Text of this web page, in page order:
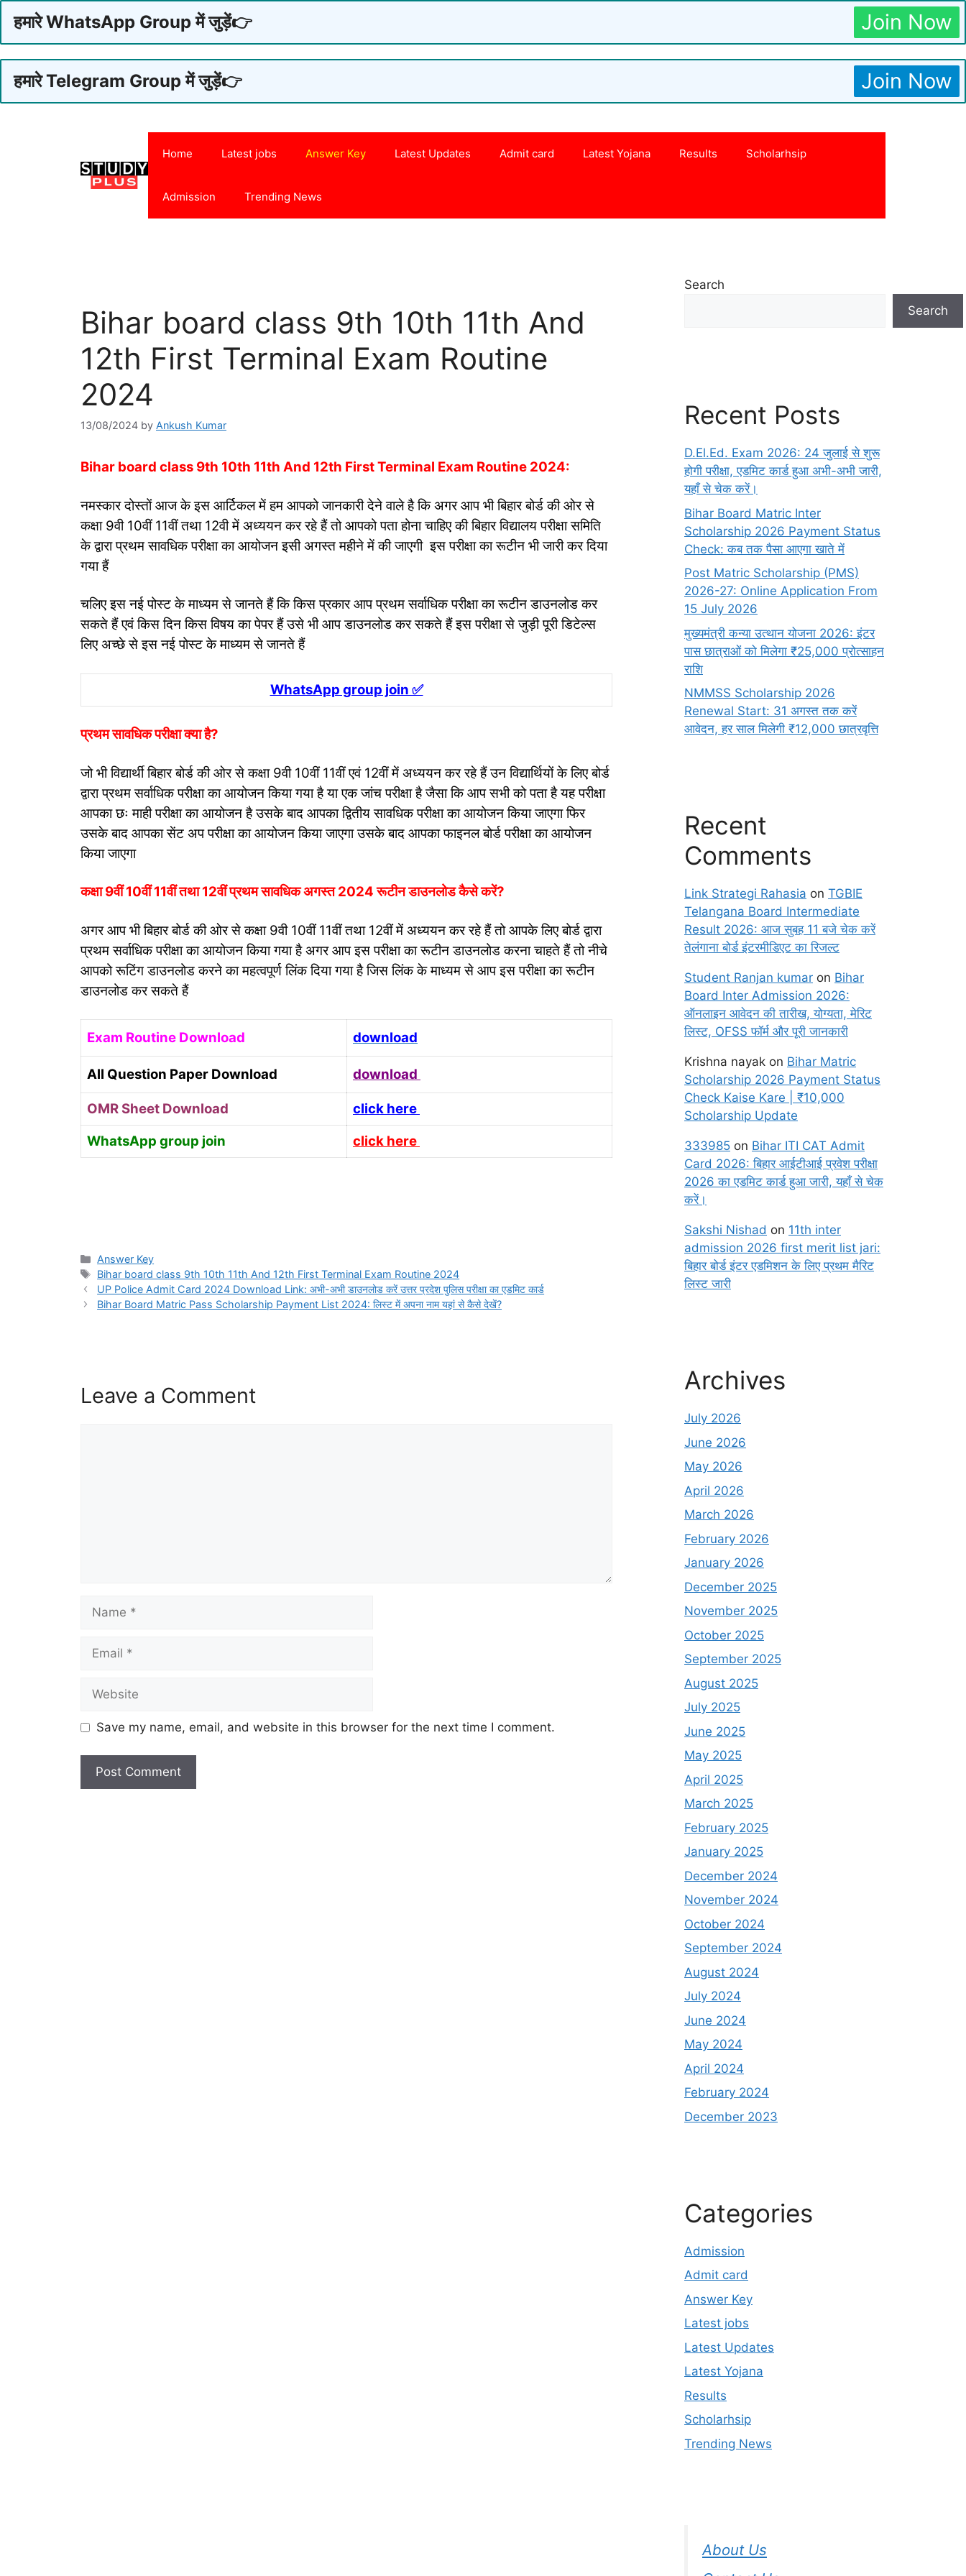
हमारे WhatsApp Group में जुड़ें👉 Join Now
हमारे Telegram Group में जुड़ें👉 Join Now
Home Latest jobs Answer Key Latest Updates Admit card Latest Yojana Results Scholarhsip
Admission Trending News
Bihar board class 9th 10th 11th And
12th First Terminal Exam Routine
2024
13/08/2024 by Ankush Kumar
Bihar board class 9th 10th 11th And 12th First Terminal Exam Routine 2024:
नमस्कार दोस्तों आज के इस आर्टिकल में हम आपको जानकारी देने वाले है कि अगर आप भी बिहार बोर्ड की ओर से
कक्षा 9वी 10वीं 11वीं तथा 12वी में अध्ययन कर रहे हैं तो आपको पता होना चाहिए की बिहार विद्यालय परीक्षा समिति
के द्वारा प्रथम सावधिक परीक्षा का आयोजन इसी अगस्त महीने में की जाएगी इस परीक्षा का रूटीन भी जारी कर दिया
गया हैं
चलिए इस नई पोस्ट के माध्यम से जानते हैं कि किस प्रकार आप प्रथम सर्वाधिक परीक्षा का रूटीन डाउनलोड कर
सकते हैं एवं किस दिन किस विषय का पेपर हैं उसे भी आप डाउनलोड कर सकते हैं इस परीक्षा से जुड़ी पूरी डिटेल्स
लिए अच्छे से इस नई पोस्ट के माध्यम से जानते हैं
WhatsApp group join ✅
प्रथम सावधिक परीक्षा क्या है?
जो भी विद्यार्थी बिहार बोर्ड की ओर से कक्षा 9वी 10वीं 11वीं एवं 12वीं में अध्ययन कर रहे हैं उन विद्यार्थियों के लिए बोर्ड
द्वारा प्रथम सर्वाधिक परीक्षा का आयोजन किया गया है या एक जांच परीक्षा है जैसा कि आप सभी को पता है यह परीक्षा
आपका छः माही परीक्षा का आयोजन है उसके बाद आपका द्वितीय सावधिक परीक्षा का आयोजन किया जाएगा फिर
उसके बाद आपका सेंट अप परीक्षा का आयोजन किया जाएगा उसके बाद आपका फाइनल बोर्ड परीक्षा का आयोजन
किया जाएगा
कक्षा 9वीं 10वीं 11वीं तथा 12वीं प्रथम सावधिक अगस्त 2024 रूटीन डाउनलोड कैसे करें?
अगर आप भी बिहार बोर्ड की ओर से कक्षा 9वी 10वीं 11वीं तथा 12वीं में अध्ययन कर रहे हैं तो आपके लिए बोर्ड द्वारा
प्रथम सर्वाधिक परीक्षा का आयोजन किया गया है अगर आप इस परीक्षा का रूटीन डाउनलोड करना चाहते हैं तो नीचे
आपको रूटिंग डाउनलोड करने का महत्वपूर्ण लिंक दिया गया है जिस लिंक के माध्यम से आप इस परीक्षा का रूटीन
डाउनलोड कर सकते हैं
Exam Routine Download download
All Question Paper Download download
OMR Sheet Download
click here
WhatsApp group join
click here
Categories
Answer Key
Tags
Bihar board class 9th 10th 11th And 12th First Terminal Exam Routine 2024
UP Police Admit Card 2024 Download Link: अभी-अभी डाउनलोड करें उत्तर प्रदेश पुलिस परीक्षा का एडमिट कार्ड
Bihar Board Matric Pass Scholarship Payment List 2024: लिस्ट में अपना नाम यहां से कैसे देखें?
Leave a Comment
Name
Email
Website
Save my name, email, and website in this browser for the next time I comment.
Search
Search
Recent Posts
D.El.Ed. Exam 2026: 24 जुलाई से शुरू
होगी परीक्षा, एडमिट कार्ड हुआ अभी-अभी जारी,
यहाँ से चेक करें।
Bihar Board Matric Inter
Scholarship 2026 Payment Status
Check: कब तक पैसा आएगा खाते में
Post Matric Scholarship (PMS)
2026-27: Online Application From
15 July 2026
मुख्यमंत्री कन्या उत्थान योजना 2026: इंटर
पास छात्राओं को मिलेगा ₹25,000 प्रोत्साहन
राशि
NMMSS Scholarship 2026
Renewal Start: 31 अगस्त तक करें
आवेदन, हर साल मिलेगी ₹12,000 छात्रवृत्ति
Recent
Comments
Link Strategi Rahasia on TGBIE
Telangana Board Intermediate
Result 2026: आज सुबह 11 बजे चेक करें
तेलंगाना बोर्ड इंटरमीडिएट का रिजल्ट
Student Ranjan kumar on Bihar
Board Inter Admission 2026:
ऑनलाइन आवेदन की तारीख, योग्यता, मेरिट
लिस्ट, OFSS फॉर्म और पूरी जानकारी
Krishna nayak on Bihar Matric
Scholarship 2026 Payment Status
Check Kaise Kare | ₹10,000
Scholarship Update
333985 on Bihar ITI CAT Admit
Card 2026: बिहार आईटीआई प्रवेश परीक्षा
2026 का एडमिट कार्ड हुआ जारी, यहाँ से चेक
करें।
Sakshi Nishad on 11th inter
admission 2026 first merit list jari:
बिहार बोर्ड इंटर एडमिशन के लिए प्रथम मैरिट
लिस्ट जारी
Archives
July 2026
June 2026
May 2026
April 2026
March 2026
February 2026
January 2026
December 2025
November 2025
October 2025
September 2025
August 2025
July 2025
June 2025
May 2025
April 2025
March 2025
February 2025
January 2025
December 2024
November 2024
October 2024
September 2024
August 2024
July 2024
June 2024
May 2024
April 2024
February 2024
December 2023
Categories
Admission
Admit card
Answer Key
Latest jobs
Latest Updates
Latest Yojana
Results
Scholarhsip
Trending News
About Us